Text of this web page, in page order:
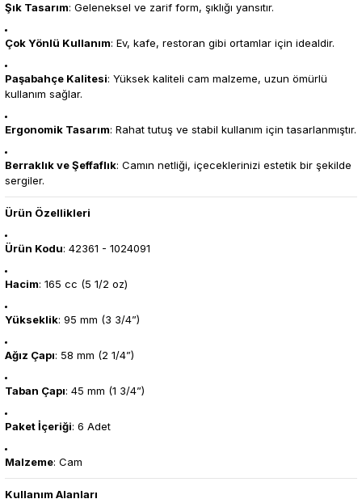
Şık Tasarım: Geleneksel ve zarif form, şıklığı yansıtır.
Çok Yönlü Kullanım: Ev, kafe, restoran gibi ortamlar için idealdir.
Paşabahçe Kalitesi: Yüksek kaliteli cam malzeme, uzun ömürlü
kullanım sağlar.
Ergonomik Tasarım: Rahat tutuş ve stabil kullanım için tasarlanmıştır.
Berraklık ve Şeffaflık: Camın netliği, içeceklerinizi estetik bir şekilde
sergiler.
Ürün Özellikleri
Ürün Kodu: 42361 - 1024091
Hacim: 165 cc (5 1/2 oz)
Yükseklik: 95 mm (3 3/4”)
Ağız Çapı: 58 mm (2 1/4”)
Taban Çapı: 45 mm (1 3/4”)
Paket İçeriği: 6 Adet
Malzeme: Cam
Kullanım Alanları